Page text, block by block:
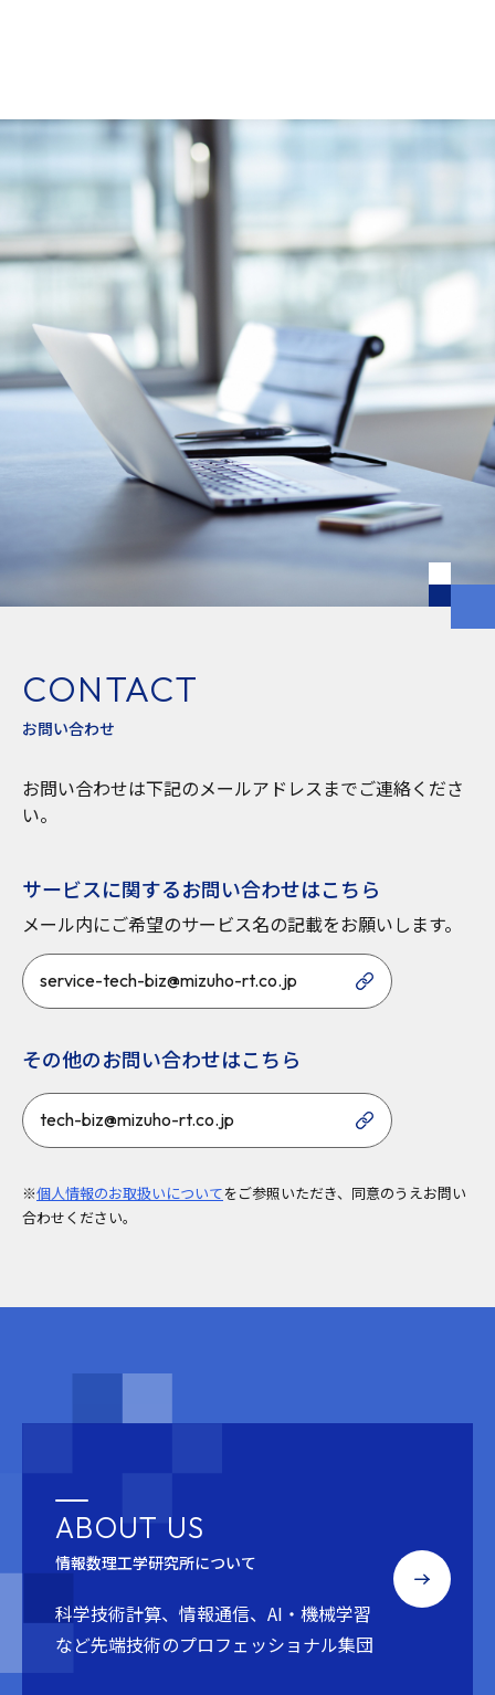
CONTACT
お問い合わせ
お問い合わせは下記のメールアドレスまでご連絡くださ
い。
サービスに関するお問い合わせはこちら
メール内にご希望のサービス名の記載をお願いします。
service-tech-biz@mizuho-rt.co.jp
その他のお問い合わせはこちら
tech-biz@mizuho-rt.co.jp
※個人情報のお取扱いについてをご参照いただき、同意のうえお問い
合わせください。
ABOUT US
情報数理工学研究所について
科学技術計算、情報通信、AI・機械学習
など先端技術のプロフェッショナル集団